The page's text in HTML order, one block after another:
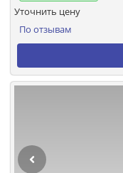
По отзывам
Уточнить цену